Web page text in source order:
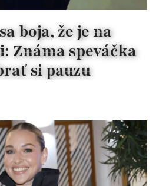
boja, že je na
Známa speváčka
si pauzu